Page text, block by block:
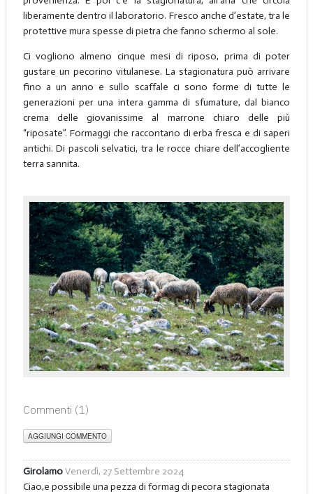
liberamente dentro il laboratorio. Fresco anche d’estate, tra le
protettive mura spesse di pietra che fanno schermo al sole.
Ci vogliono almeno cinque mesi di riposo, prima di poter
gustare un pecorino vitulanese. La stagionatura può arrivare
fino a un anno e sullo scaffale ci sono forme di tutte le
generazioni per una intera gamma di sfumature, dal bianco
crema delle giovanissime al marrone chiaro delle più
“riposate”. Formaggi che raccontano di erba fresca e di saperi
antichi. Di pascoli selvatici, tra le rocce chiare dell’accogliente
terra sannita.
Commenti (1)
AGGIUNGI COMMENTO
GirolamoVenerdì, 27 Settembre 2024
Ciao,e possibile una pezza di formag di pecora stagionata